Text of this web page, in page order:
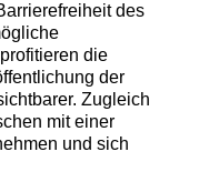
des
die
der
Zugleich
mit einer
und sich